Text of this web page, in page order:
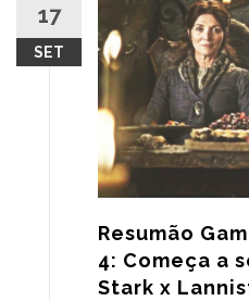
17
SET
Resumão
4: Começa a
Stark x